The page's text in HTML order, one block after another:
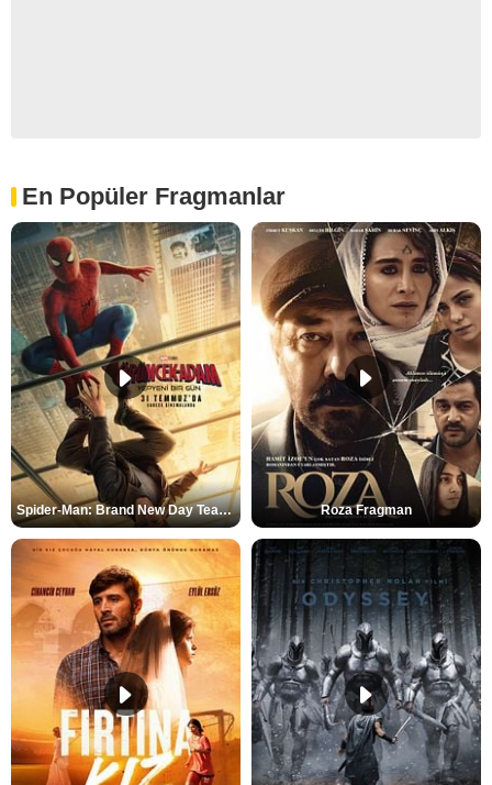
En Popüler Fragmanlar
Spider-Man: Brand New Day Teaser Roza Fragman